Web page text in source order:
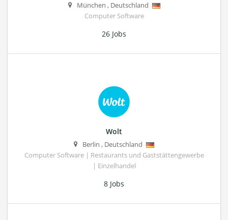
München , Deutschland
Computer Software
26 Jobs
Wolt
Berlin , Deutschland
Computer Software | Restaurants und Gaststättengewerbe
| Einzelhandel
8 Jobs